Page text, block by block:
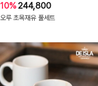
10%244,800
오루 초목재유 풀세트